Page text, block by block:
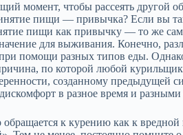
момент, чтобы рассеять
пищи — привычка? Если вы
пищи как привычку — то же
для выживания. Конечно,
помощи разных типов еды.
по которой любой
созданному предыдущей
в разное время и
обращается к курению как к